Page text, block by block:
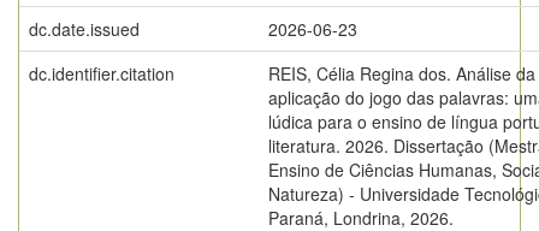
dc.date.issued
2026-06-23
dc.identifier.citation
REIS, Célia Regina dos. Análise
aplicação do jogo das palavras:
lúdica para o ensino de língua
literatura. 2026. Dissertação
Ensino de Ciências Humanas,
Natureza) - Universidade
Paraná, Londrina, 2026.